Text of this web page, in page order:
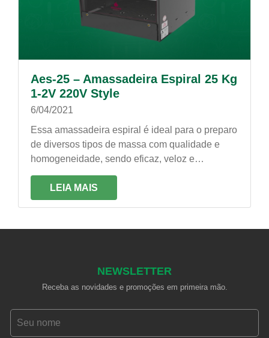
Aes-25 – Amassadeira Espiral 25 Kg
1-2V 220V Style
6/04/2021
Essa amassadeira espiral é ideal para o preparo
de diversos tipos de massa com qualidade e
homogeneidade, sendo eficaz, veloz e
econômica. É própria para trabalhos constantes!
LEIA MAIS
NEWSLETTER
Receba as novidades e promoções em primeira mão.